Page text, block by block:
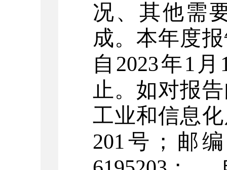
况、其他需
成。本年度
自 2023年1 月
止。如对报
工业和信息化
201 号 ；邮